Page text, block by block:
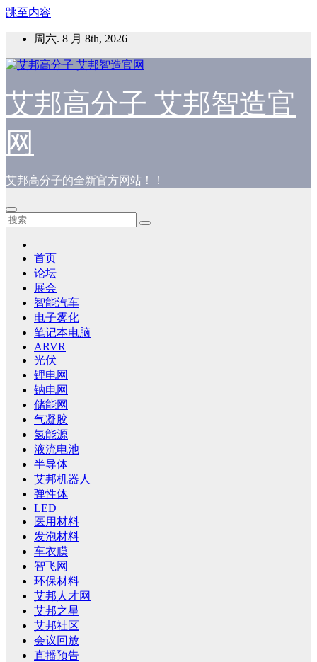
跳至内容
周六. 8 月 8th, 2026
艾邦高分子 艾邦智造官
网
艾邦高分子的全新官方网站！！
首页
论坛
展会
智能汽车
电子雾化
笔记本电脑
ARVR
光伏
锂电网
钠电网
储能网
气凝胶
氢能源
液流电池
半导体
艾邦机器人
弹性体
LED
医用材料
发泡材料
车衣膜
智飞网
环保材料
艾邦人才网
艾邦之星
艾邦社区
会议回放
直播预告